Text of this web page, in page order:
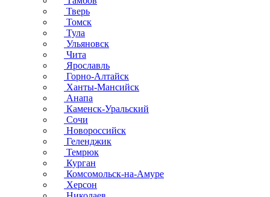
Тверь
Томск
Тула
Ульяновск
Чита
Ярославль
Горно-Алтайск
Ханты-Мансийск
Анапа
Каменск-Уральский
Сочи
Новороссийск
Геленджик
Темрюк
Курган
Комсомольск-на-Амуре
Херсон